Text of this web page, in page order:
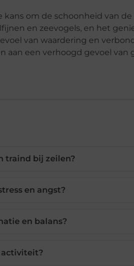
om de schoonheid van de
en zeevogels, en het
van waardering en
aan een verhoogd gevoel van
traind bij zeilen?
en angst?
en balans?
activiteit?